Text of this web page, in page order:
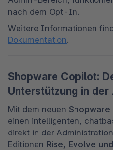
nach dem Opt-In.
Dokumentation.
Shopware Copilot:
Unterstützung in der
Mit dem neuen Shopware
einen intelligenten,
direkt in der
Editionen Rise, Evolve